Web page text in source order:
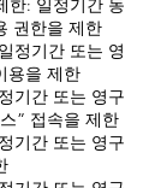
한: 일정기간 동
권한을 제한
정기간 또는 영
용을 제한
기간 또는 영구
” 접속을 제한
기간 또는 영구